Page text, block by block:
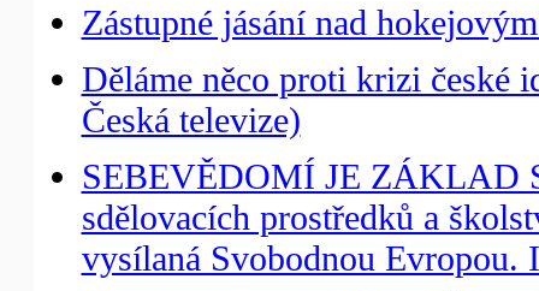
Zástupné jásání nad
Děláme něco proti krizi české
Česká televize)
SEBEVĚDOMÍ JE ZÁKLAD
sdělovacích prostředků a
vysílaná Svobodnou Evropou.